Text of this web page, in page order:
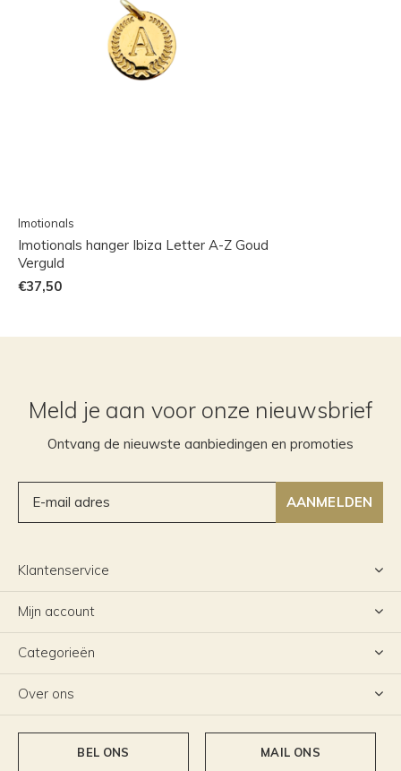
Imotionals
Imotionals hanger Ibiza Letter A-Z Goud
Verguld
€37,50
Meld je aan voor onze nieuwsbrief
Ontvang de nieuwste aanbiedingen en promoties
AANMELDEN
Klantenservice
Mijn account
Categorieën
Over ons
BEL ONS MAIL ONS